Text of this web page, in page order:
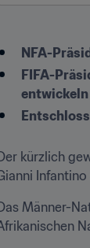
NFA-
FIFA-
entwickeln
kürzlich
Männer-